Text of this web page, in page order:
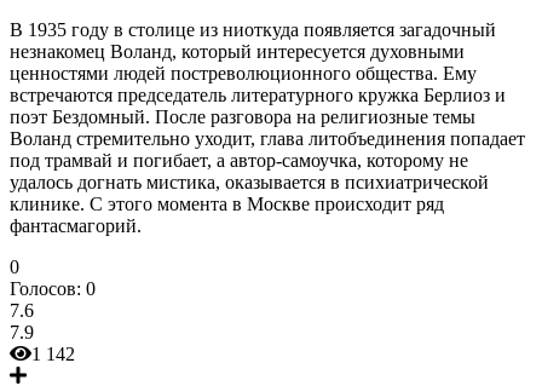
В 1935 году в столице из ниоткуда появляется загадочный
незнакомец Воланд, который интересуется духовными
ценностями людей постреволюционного общества. Ему
встречаются председатель литературного кружка Берлиоз и
поэт Бездомный. После разговора на религиозные темы
Воланд стремительно уходит, глава литобъединения попадает
под трамвай и погибает, а автор-самоучка, которому не
удалось догнать мистика, оказывается в психиатрической
клинике. С этого момента в Москве происходит ряд
фантасмагорий.
0
Голосов: 0
7.6
7.9
1 142